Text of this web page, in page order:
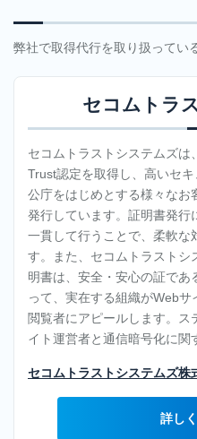
ドUIサ
ービ
専
用
サ
ー
バ
サ
ー
ビ
ス
共
レ
お知らせ
サービス案内
ご相談・
資料ダ
弊社で取得代行を取り扱ってい
セコムトラ
セコムトラストシステムズ
Trust認定を取得し、高いセ
公庁をはじめとする様々なお
発行しています。証明書発行
一貫して行うことで、柔軟な
す。また、セコムトラストシ
明書は、安全・安心の証であ
って、実在する組織がWeb
閲覧者にアピールします。ス
イト運営者と通信暗号化に関
セコムトラストシステムズ株
詳し